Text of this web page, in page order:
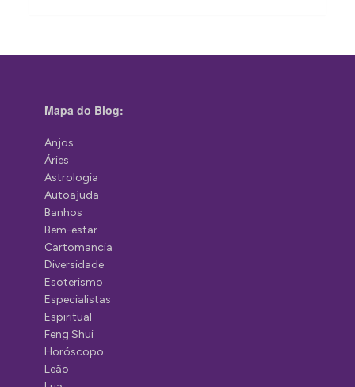
Mapa do Blog:
Anjos
Áries
Astrologia
Autoajuda
Banhos
Bem-estar
Cartomancia
Diversidade
Esoterismo
Especialistas
Espiritual
Feng Shui
Horóscopo
Leão